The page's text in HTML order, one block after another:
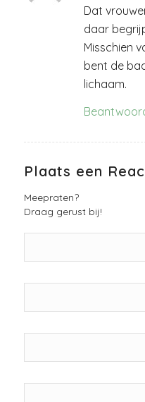
Dat
daar
Misschien
bent de
lichaam.
Plaats een
Meepraten?
Draag gerust bij!